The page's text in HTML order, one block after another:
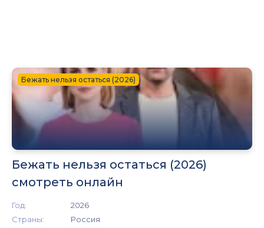
Бежать нельзя остаться (2026)
Бежать нельзя остаться (2026)
смотреть онлайн
Год:
2026
Страны:
Россия